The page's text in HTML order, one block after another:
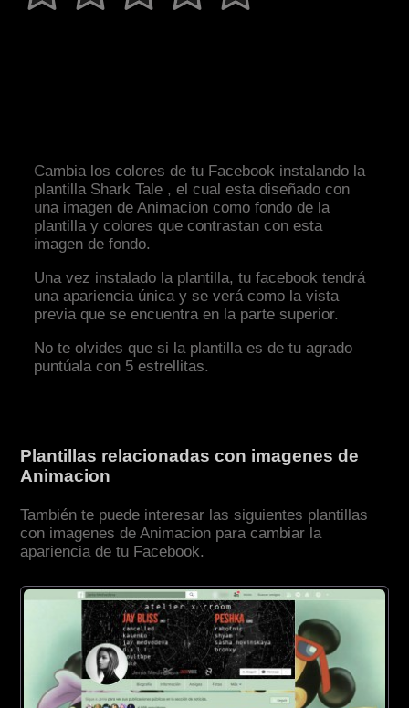
Cambia los colores de tu Facebook instalando la
plantilla Shark Tale , el cual esta diseñado con
una imagen de Animacion como fondo de la
plantilla y colores que contrastan con esta
imagen de fondo.
Una vez instalado la plantilla, tu facebook tendrá
una apariencia única y se verá como la vista
previa que se encuentra en la parte superior.
No te olvides que si la plantilla es de tu agrado
puntúala con 5 estrellitas.
Plantillas relacionadas con imagenes de
Animacion
También te puede interesar las siguientes plantillas
con imagenes de Animacion para cambiar la
apariencia de tu Facebook.